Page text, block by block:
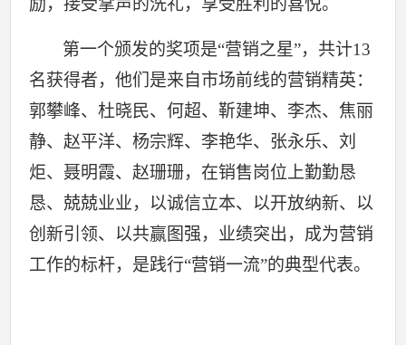
励，接受掌声的洗礼，享受胜利的喜悦。
第一个颁发的奖项是“营销之星”，共计13
名获得者，他们是来自市场前线的营销精英：
郭攀峰、杜晓民、何超、靳建坤、李杰、焦丽
静、赵平洋、杨宗辉、李艳华、张永乐、刘
炬、聂明霞、赵珊珊，在销售岗位上勤勤恳
恳、兢兢业业，以诚信立本、以开放纳新、以
创新引领、以共赢图强，业绩突出，成为营销
工作的标杆，是践行“营销一流”的典型代表。